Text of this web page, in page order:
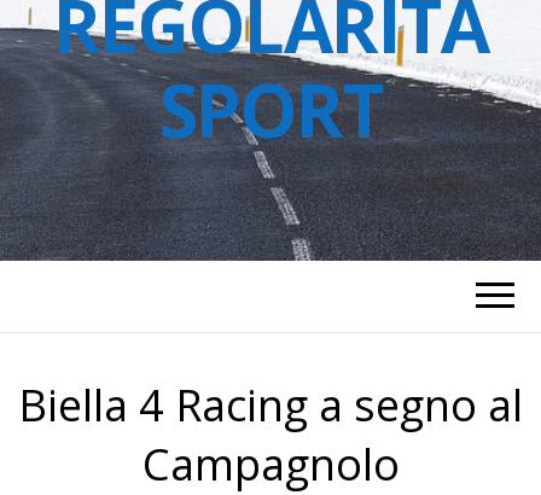
REGOLARITÀ
SPORT
Biella 4 Racing a segno al
Campagnolo